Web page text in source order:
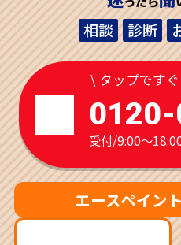
相談 診断
\ タップです
受付/9:00～
エースペイン